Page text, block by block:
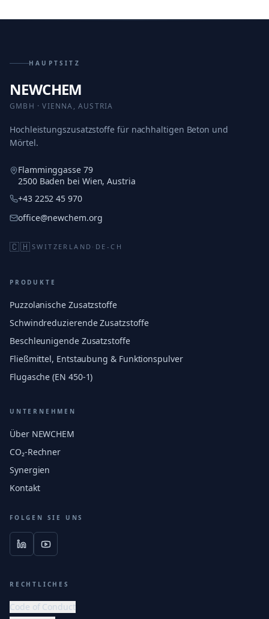
HAUPTSITZ
NEWCHEM
GMBH · VIENNA, AUSTRIA
Hochleistungszusatzstoffe für nachhaltigen Beton und
Mörtel.
Flamminggasse 79
2500 Baden bei Wien, Austria
+43 2252 45 970
office@newchem.org
🇨🇭 SWITZERLAND · DE-CH
PRODUKTE
Puzzolanische Zusatzstoffe
Schwindreduzierende Zusatzstoffe
Beschleunigende Zusatzstoffe
Fließmittel, Entstaubung & Funktionspulver
Flugasche (EN 450-1)
UNTERNEHMEN
Über NEWCHEM
CO₂-Rechner
Synergien
Kontakt
FOLGEN SIE UNS
RECHTLICHES
Code of Conduct